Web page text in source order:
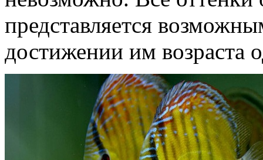
представляется
достижении им возраста